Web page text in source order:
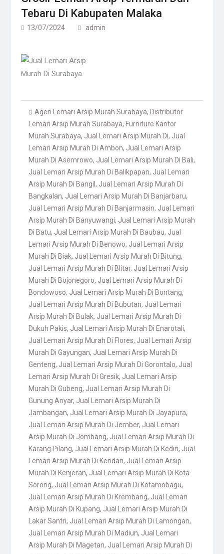
Tebaru Di Kabupaten Malaka
13/07/2024 admin
Agen Lemari Arsip Murah Surabaya, Distributor
Lemari Arsip Murah Surabaya, Furniture Kantor
Murah Surabaya, Jual Lemari Arsip Murah Di, Jual
Lemari Arsip Murah Di Ambon, Jual Lemari Arsip
Murah Di Asemrowo, Jual Lemari Arsip Murah Di Bali,
Jual Lemari Arsip Murah Di Balikpapan, Jual Lemari
Arsip Murah Di Bangil , Jual Lemari Arsip Murah Di
Bangkalan, Jual Lemari Arsip Murah Di Banjarbaru,
Jual Lemari Arsip Murah Di Banjarmasin, Jual Lemari
Arsip Murah Di Banyuwangi, Jual Lemari Arsip Murah
Di Batu, Jual Lemari Arsip Murah Di Baubau, Jual
Lemari Arsip Murah Di Benowo, Jual Lemari Arsip
Murah Di Biak, Jual Lemari Arsip Murah Di Bitung,
Jual Lemari Arsip Murah Di Blitar, Jual Lemari Arsip
Murah Di Bojonegoro, Jual Lemari Arsip Murah Di
Bondowoso, Jual Lemari Arsip Murah Di Bontang,
Jual Lemari Arsip Murah Di Bubutan, Jual Lemari
Arsip Murah Di Bulak, Jual Lemari Arsip Murah Di
Dukuh Pakis, Jual Lemari Arsip Murah Di Enarotali,
Jual Lemari Arsip Murah Di Flores, Jual Lemari Arsip
Murah Di Gayungan, Jual Lemari Arsip Murah Di
Genteng, Jual Lemari Arsip Murah Di Gorontalo, Jual
Lemari Arsip Murah Di Gresik, Jual Lemari Arsip
Murah Di Gubeng, Jual Lemari Arsip Murah Di
Gunung Anyar, Jual Lemari Arsip Murah Di
Jambangan, Jual Lemari Arsip Murah Di Jayapura,
Jual Lemari Arsip Murah Di Jember, Jual Lemari
Arsip Murah Di Jombang, Jual Lemari Arsip Murah Di
Karang Pilang, Jual Lemari Arsip Murah Di Kediri, Jual
Lemari Arsip Murah Di Kendari, Jual Lemari Arsip
Murah Di Kenjeran, Jual Lemari Arsip Murah Di Kota
Sorong, Jual Lemari Arsip Murah Di Kotamobagu,
Jual Lemari Arsip Murah Di Krembang, Jual Lemari
Arsip Murah Di Kupang, Jual Lemari Arsip Murah Di
Lakar Santri, Jual Lemari Arsip Murah Di Lamongan,
Jual Lemari Arsip Murah Di Madiun, Jual Lemari
Arsip Murah Di Magetan, Jual Lemari Arsip Murah Di